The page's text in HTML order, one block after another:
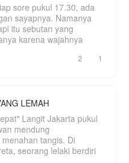
sore pukul 17.30, ada
sayapnya. Namanya
itu sebutan yang
karena wajahnya
2 1
LEMAH
pukul
mendung
tangis. Di
seorang lelaki berdiri